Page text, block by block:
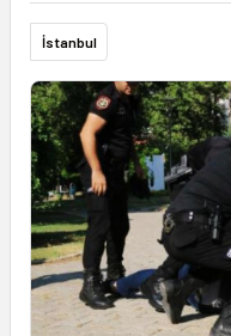
İstanbul